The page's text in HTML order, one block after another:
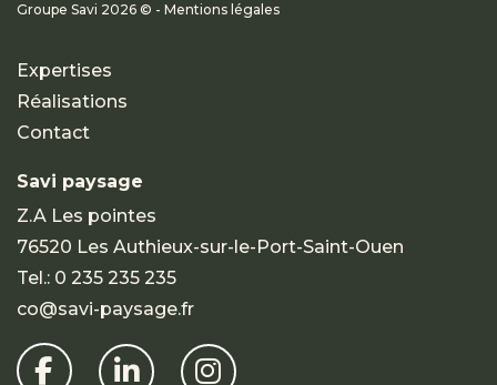
Groupe Savi 2026 © - Mentions légales
Expertises
Réalisations
Contact
Savi paysage
Z.A Les pointes
76520 Les Authieux-sur-le-Port-Saint-Ouen
Tel.: 0 235 235 235
co@savi-paysage.fr